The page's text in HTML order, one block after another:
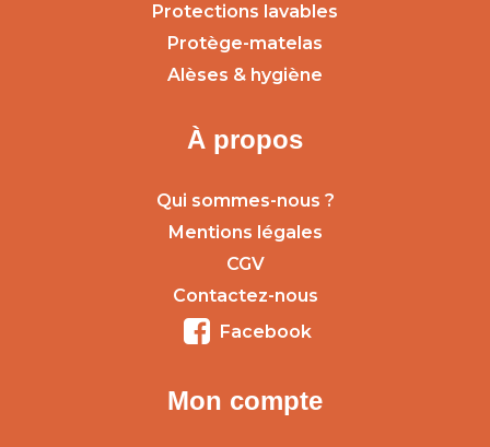
Protections lavables
Protège-matelas
Alèses & hygiène
À propos
Qui sommes-nous ?
Mentions légales
CGV
Contactez-nous
Facebook
Mon compte